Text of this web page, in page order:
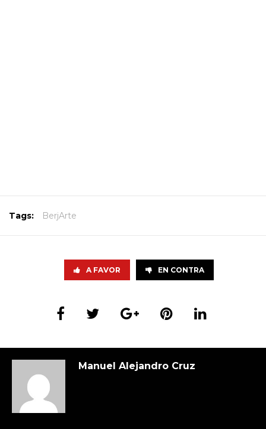
Tags: BerjArte
A FAVOR EN CONTRA
Manuel Alejandro Cruz